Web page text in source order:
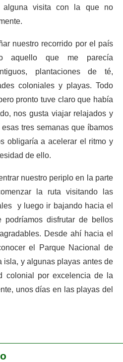
visita con la que no
nuestro recorrido por el país
aquello que me parecía
plantaciones de té,
coloniales y playas. Todo
pronto tuve claro que había
nos gusta viajar relajados y
tres semanas que íbamos
obligaría a acelerar el ritmo y
de ello.
nuestro periplo en la parte
la ruta visitando las
y luego ir bajando hacia el
podríamos disfrutar de bellos
Desde ahí hacia el
el Parque Nacional de
isla, y algunas playas antes de
colonial por excelencia de la
unos días en las playas del